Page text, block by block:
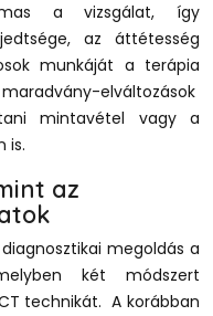
a vizsgálat, így
az áttétesség
munkáját a terápia
elváltozások
mintavétel vagy a
is.
az
megoldás a
két módszert
technikát. A korábban